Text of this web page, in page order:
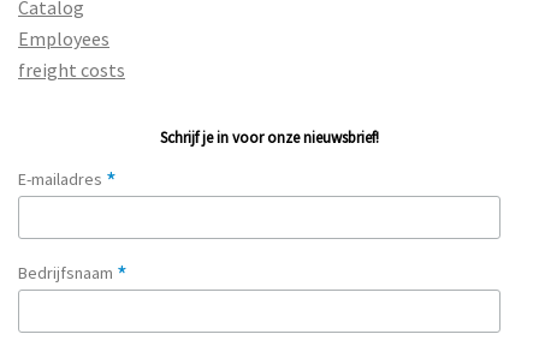
Catalog
Employees
freight costs
Schrijf je in voor onze nieuwsbrief!
E-mailadres *
Bedrijfsnaam *